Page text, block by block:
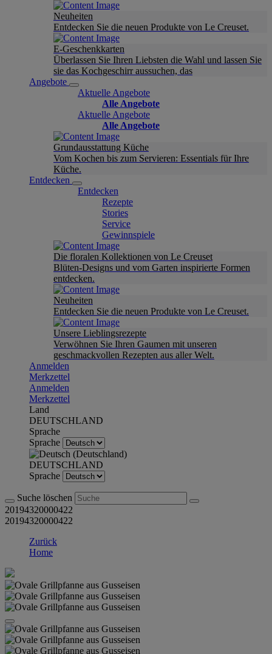
Neuheiten
Entdecken Sie die neuen Produkte von Le Creuset.
E-Geschenkkarten
Überlassen Sie Ihren Liebsten die Wahl und lassen Sie
sie das Kochgeschirr aussuchen, das
Angebote
Aktuelle Angebote
Alle Angebote
Aktuelle Angebote
Alle Angebote
Grundausstattung Küche
Vom Kochen bis zum Servieren: Essentials für Ihre
Küche.
Entdecken
Entdecken
Rezepte
Stories
Service
Gewinnspiele
Die floralen Kollektionen von Le Creuset
Blüten-Designs und vom Garten inspirierte Formen
entdecken.
Neuheiten
Entdecken Sie die neuen Produkte von Le Creuset.
Unsere Lieblingsrezepte
Verwöhnen Sie Ihren Gaumen mit unseren
geschmackvollen Rezepten aus aller Welt.
Anmelden
Merkzettel
Anmelden
Merkzettel
Land
DEUTSCHLAND
Sprache
Sprache
DEUTSCHLAND
Sprache
Suche löschen
20194320000422
20194320000422
Zurück
Home